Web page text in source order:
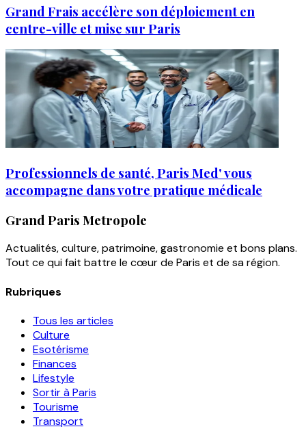
Grand Frais accélère son déploiement en
centre-ville et mise sur Paris
Professionnels de santé, Paris Med' vous
accompagne dans votre pratique médicale
Grand Paris Metropole
Actualités, culture, patrimoine, gastronomie et bons plans.
Tout ce qui fait battre le cœur de Paris et de sa région.
Rubriques
Tous les articles
Culture
Esotérisme
Finances
Lifestyle
Sortir à Paris
Tourisme
Transport